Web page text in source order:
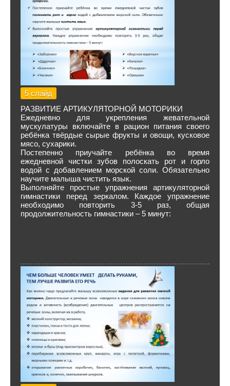
5 слайд
РАЗВИТИЕ АРТИКУЛЯТОРНОЙ МОТОРИКИ
Ежедневно для укрепления жевательной
мускулатуры включайте в рацион питания своего
ребёнка твёрдые сырые фрукты и овощи, кусковое
мясо, сухарики.
Постепенно приучайте ребёнка во время
ежедневной чистки зубов полоскать рот и горло
водой с добавлением морской соли. Обязательно
научите малыша чистить язык.
Выполняйте простые упражнения артикуляторной
гимнастики перед зеркалом. Каждое упражнение
необходимо повторить 3-5 раз, общая
продолжительность гимнастики – 5 минут: